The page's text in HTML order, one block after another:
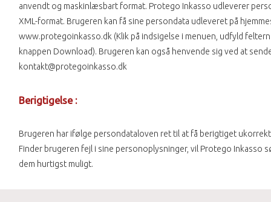
anvendt og maskinlæsbart format. Protego Inkasso udleverer
XML-format. Brugeren kan få sine persondata udleveret på
www.protegoinkasso.dk (Klik på indsigelse i menuen, udfyld
knappen Download). Brugeren kan også henvende sig ved at
kontakt@protegoinkasso.dk
Berigtigelse :
Brugeren har ifølge persondataloven ret til at få berigtiget
Finder brugeren fejl i sine personoplysninger, vil Protego Inkasso
dem hurtigst muligt.